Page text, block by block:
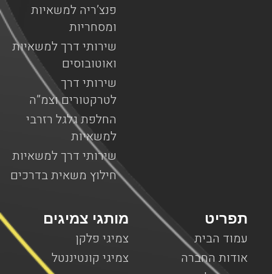
פנצ’ריה למשאיות
ומסחריות
שירותי דרך למשאיות
ואוטובוסים
שירותי דרך
לטרקטורים וצמ”ה
החלפת גלגל רזרבי
למשאיות
שירותי דרך למשאיות
חילוץ משאית בדרכים
מותגי צמיגים
צמיגי פלקן
צמיגי קונטיננטל
תפריט
עמוד הבית
אודות החברה